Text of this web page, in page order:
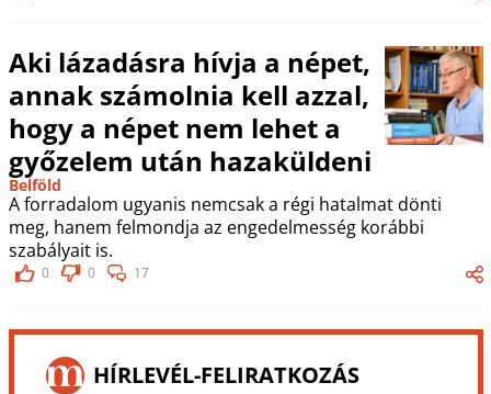
Aki lázadásra hívja a népet,
annak számolnia kell azzal,
hogy a népet nem lehet a
győzelem után hazaküldeni
Belföld
A forradalom ugyanis nemcsak a régi hatalmat dönti
meg, hanem felmondja az engedelmesség korábbi
szabályait is.
0 0 17
HÍRLEVÉL-FELIRATKOZÁS